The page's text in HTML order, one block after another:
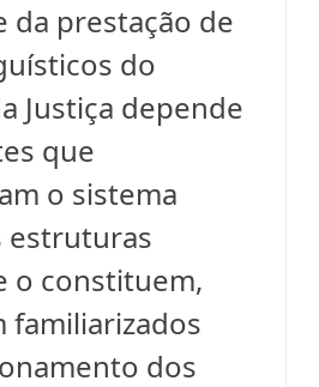
da prestação de
do
Justiça depende
que
o sistema
estruturas
o constituem,
familiarizados
dos